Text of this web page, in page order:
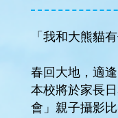
「我和大熊貓
春回大地，適
本校將於家長
會」親子攝影